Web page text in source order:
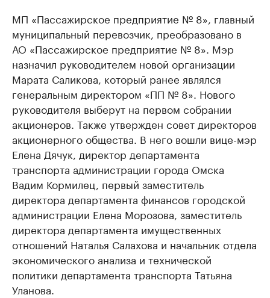
МП «Пассажирское предприятие № 8», главный
муниципальный перевозчик, преобразовано в
АО «Пассажирское предприятие № 8». Мэр
назначил руководителем новой организации
Марата Саликова, который ранее являлся
генеральным директором «ПП № 8». Нового
руководителя выберут на первом собрании
акционеров. Также утвержден совет директоров
акционерного общества. В него вошли вице-мэр
Елена Дячук, директор департамента
транспорта администрации города Омска
Вадим Кормилец, первый заместитель
директора департамента финансов городской
администрации Елена Морозова, заместитель
директора департамента имущественных
отношений Наталья Салахова и начальник отдела
экономического анализа и технической
политики департамента транспорта Татьяна
Уланова.